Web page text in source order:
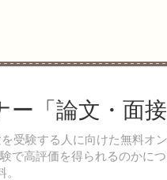
「論文・面
受験する人に向けた無料オ
で高評価を得られるのかに